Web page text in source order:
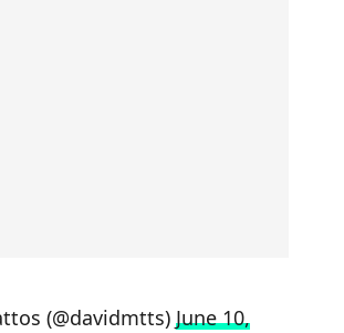
(@davidmtts) June 10,